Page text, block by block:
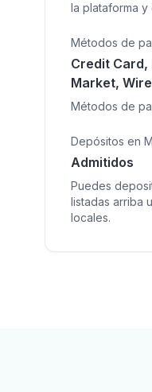
la plataforma
Métodos de
Credit Card,
Market,
Métodos de
Depósitos en
Admitidos
Puedes
listadas arriba
locales.